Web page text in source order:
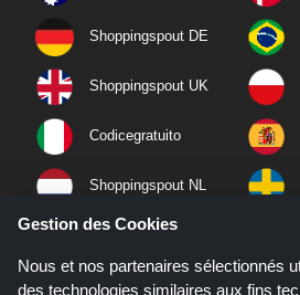
Shoppingspout DE
Shoppingspout UK
Codicegratuito
Shoppingspout NL
Gestion des Cookies
Nous et nos partenaires sélectionnés
des technologies similaires aux fins